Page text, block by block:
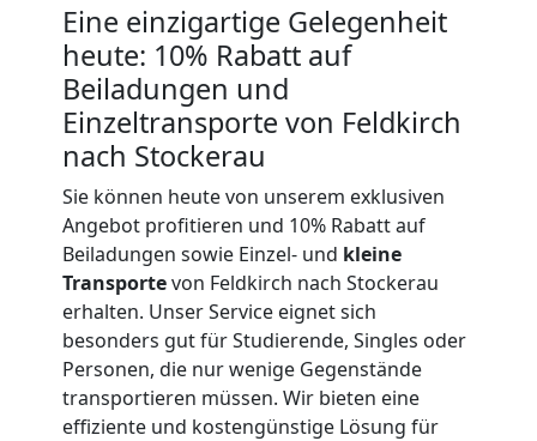
Eine einzigartige Gelegenheit
heute: 10% Rabatt auf
Beiladungen und
Einzeltransporte von Feldkirch
nach Stockerau
Sie können heute von unserem exklusiven
Angebot profitieren und 10% Rabatt auf
Beiladungen sowie Einzel- und kleine
Transportevon Feldkirch nach Stockerau
erhalten. Unser Service eignet sich
besonders gut für Studierende, Singles oder
Personen, die nur wenige Gegenstände
transportieren müssen. Wir bieten eine
effiziente und kostengünstige Lösung für
International
Internationaler
Umzug
Nationaler
Umzug